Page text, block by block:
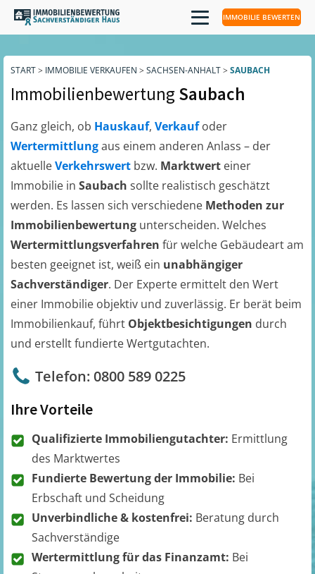
IMMOBILIE BEWERTEN
START> IMMOBILIE VERKAUFEN > SACHSEN-ANHALT> SAUBACH
ImmobilienbewertungSaubach
Ganz gleich, ob Hauskauf, Verkaufoder
Wertermittlungaus einem anderen Anlass – der
aktuelleVerkehrswert bzw. Marktwert einer
Immobilie in Saubach sollte realistisch geschätzt
werden. Es lassen sich verschiedene Methoden zur
Immobilienbewertung unterscheiden. Welches
Wertermittlungsverfahren für welche Gebäudeart am
besten geeignet ist, weiß ein unabhängiger
Sachverständiger. Der Experte ermittelt den Wert
einer Immobilie objektiv und zuverlässig. Er berät beim
Immobilienkauf, führt Objektbesichtigungen durch
und erstellt fundierte Wertgutachten.
Telefon: 0800 589 0225
Ihre Vorteile
Qualifizierte Immobiliengutachter: Ermittlung
des Marktwertes
Fundierte Bewertung der Immobilie: Bei
Erbschaft und Scheidung
Unverbindliche & kostenfrei: Beratung durch
Sachverständige
Wertermittlung für das Finanzamt: Bei